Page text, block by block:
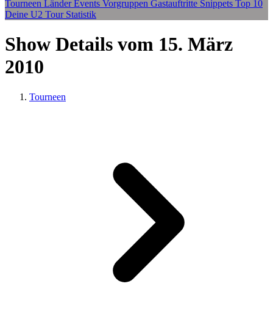
Tourneen LänderEvents Vorgruppen Gastauftritte Snippets Top 10
Deine U2 Tour Statistik
Show Details vom 15. März
2010
Tourneen